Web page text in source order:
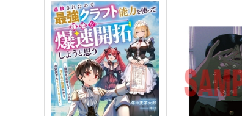
ナリムラアサクサ そのロク
ナリムラ屋。
399円（税込）
旅行・ルポ作品
サンプル カート
サンフレッチェ広
ー遠征記
りだんだんと。
専売 660 円 （税込）
旅行・ルポ作品
サンプル